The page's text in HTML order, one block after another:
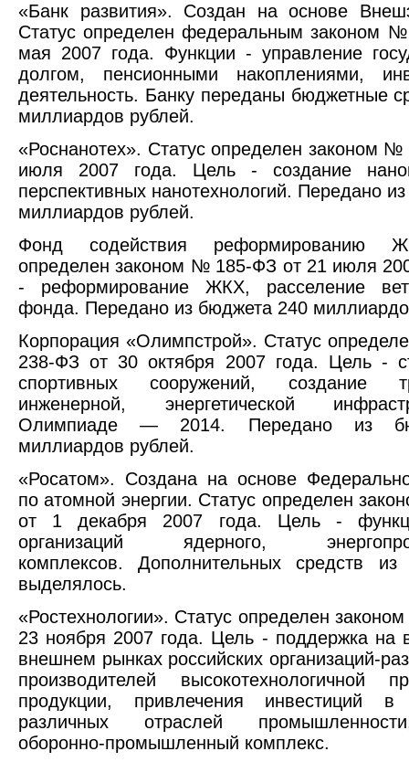
«Банк развития». Создан на основе
Статус определен федеральным законом
мая 2007 года. Функции - управление
долгом, пенсионными накоплениями,
деятельность. Банку переданы бюджетные
миллиардов рублей.
«Роснанотех». Статус определен законом
июля 2007 года. Цель - создание
перспективных нанотехнологий. Передано
миллиардов рублей.
Фонд содействия реформированию
определен законом № 185-ФЗ от 21 июля
- реформирование ЖКХ, расселение
фонда. Передано из бюджета 240
Корпорация «Олимпстрой». Статус
238-ФЗ от 30 октября 2007 года. Цель -
спортивных сооружений, создание
инженерной, энергетической
Олимпиаде — 2014. Передано из
миллиардов рублей.
«Росатом». Создана на основе
по атомной энергии. Статус определен
от 1 декабря 2007 года. Цель -
организаций ядерного,
комплексов. Дополнительных средств
выделялось.
«Ростехнологии». Статус определен
23 ноября 2007 года. Цель - поддержка на
внешнем рынках российских организаций-
производителей высокотехнологичной
продукции, привлечения инвестиций в
различных отраслей
оборонно-промышленный комплекс.